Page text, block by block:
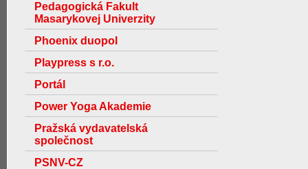
Pedagogická Fakult
Masarykovej Univerzity
Phoenix duopol
Playpress s r.o.
Portál
Power Yoga Akademie
Pražská vydavatelská
společnost
PSNV-CZ